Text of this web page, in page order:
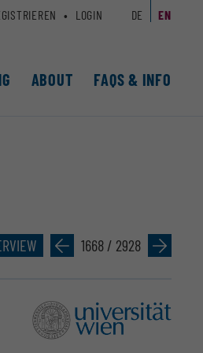
ABOUT FAQS & INFO
LOGIN DE EN
» 1668 / 2928 »